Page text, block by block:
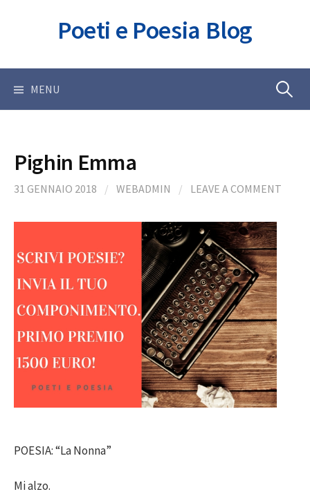
Poeti e Poesia Blog
MENU Ricerca
Pighin Emma
31 GENNAIO 2018 / WEBADMIN / LEAVE A COMMENT
POESIA: “La Nonna”
Mi alzo.